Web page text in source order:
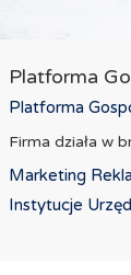
Platforma
Platforma
Firma działa w
Marketing
Instytucje